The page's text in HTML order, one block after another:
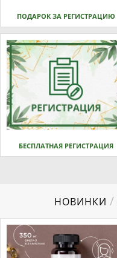
ПОДАРОК ЗА РЕГИСТРАЦИЮ
БЕСПЛАТНАЯ РЕГИСТРАЦИЯ
НОВИНКИ /